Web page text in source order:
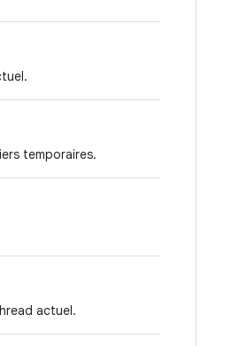
temporaires.
actuel.